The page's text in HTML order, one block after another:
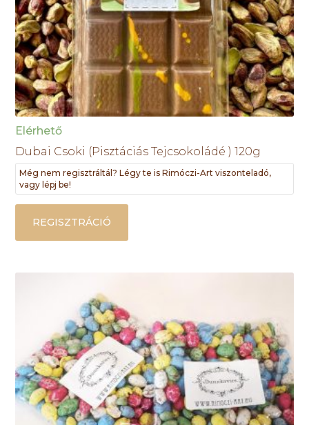
Elérhető
Dubai Csoki (Pisztáciás Tejcsokoládé ) 120g
Még nem regisztráltál? Légy te is Rimóczi-Art viszonteladó,
vagy lépj be!
REGISZTRÁCIÓ